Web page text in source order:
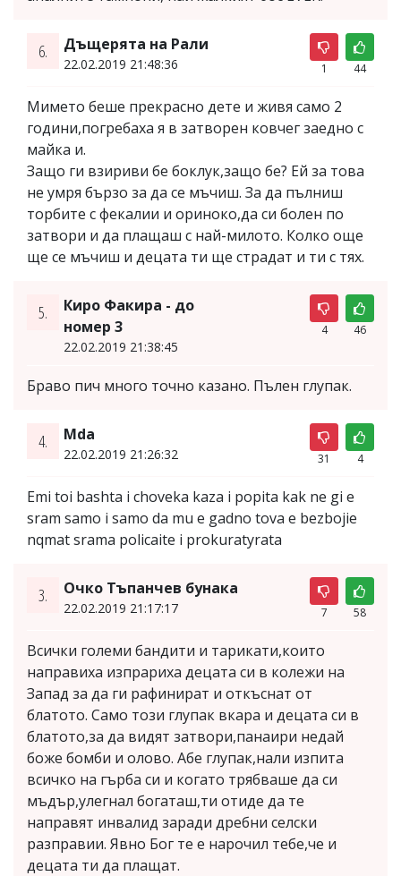
6. Дъщерята на Рали
22.02.2019 21:48:36 1 44
Мимето беше прекрасно дете и живя само 2
години,погребаха я в затворен ковчег заедно с
майка и.
Защо ги взириви бе боклук,защо бе? Ей за това
не умря бързо за да се мъчиш. За да пълниш
торбите с фекалии и ориноко,да си болен по
затвори и да плащаш с най-милото. Колко още
ще се мъчиш и децата ти ще страдат и ти с тях.
5.
Киро Факира - до
номер 3
22.02.2019 21:38:45
4 46
Браво пич много точно казано. Пълен глупак.
4. Mda
22.02.2019 21:26:32 31 4
Emi toi bashta i choveka kaza i popita kak ne gi e
sram samo i samo da mu e gadno tova e bezbojie
nqmat srama policaite i prokuratyrata
3. Очко Тъпанчев бунака
22.02.2019 21:17:17 7 58
Всички големи бандити и тарикати,които
направиха изпрариха децата си в колежи на
Запад за да ги рафинират и откъснат от
блатото. Само този глупак вкара и децата си в
блатото,за да видят затвори,панаири недай
боже бомби и олово. Абе глупак,нали изпита
всичко на гърба си и когато трябваше да си
мъдър,улегнал богаташ,ти отиде да те
направят инвалид заради дребни селски
разправии. Явно Бог те е нарочил тебе,че и
децата ти да плащат.